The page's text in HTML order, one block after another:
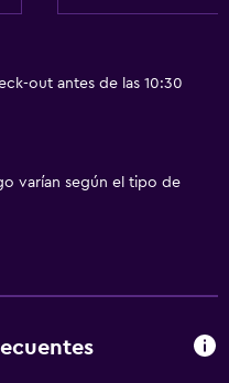
out antes de las 10:30
varían según el tipo de